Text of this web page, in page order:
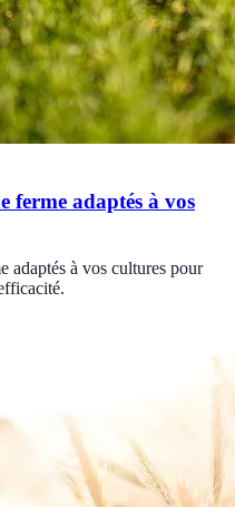
ferme adaptés à vos
adaptés à vos cultures pour